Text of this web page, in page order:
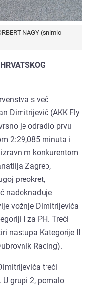
NAGY (snimio
s već
Dimitrijević (AKK Fly
je odradio prvu
2:29,085 minuta i
konkurentom
Zagreb,
preokret,
nadoknađuje
vožnje Dimitrijevića
I za PH. Treći
nastupa Kategorije II
Racing).
treći
U grupi 2, pomalo